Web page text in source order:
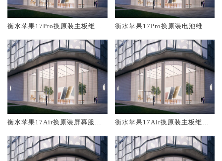
衡水苹果17Pro换原装主板维修
衡水苹果17Pro换原装电池维修
衡水苹果17Air换原装屏幕服务
衡水苹果17Air换原装主板维修